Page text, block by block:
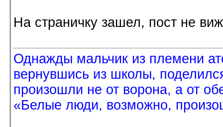
На страничку зашел, пост не
Однажды мальчик из племени
вернувшись из школы,
произошли не от ворона, а от
«Белые люди, возможно,